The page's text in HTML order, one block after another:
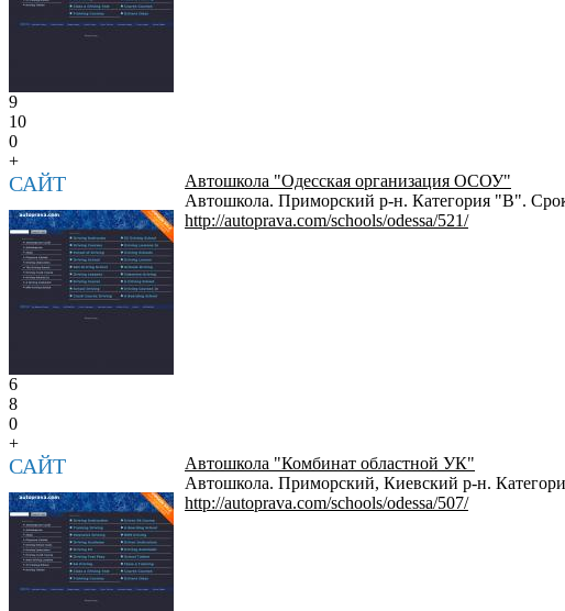
9
10
0
+
САЙТ
Автошкола "Одесская организация ОСОУ"
Автошкола. Приморский р-н. Категория "В".
http://autoprava.com/schools/odessa/521/
6
8
0
+
САЙТ
Автошкола "Комбинат областной УК"
Автошкола. Приморский, Киевский р-н.
http://autoprava.com/schools/odessa/507/